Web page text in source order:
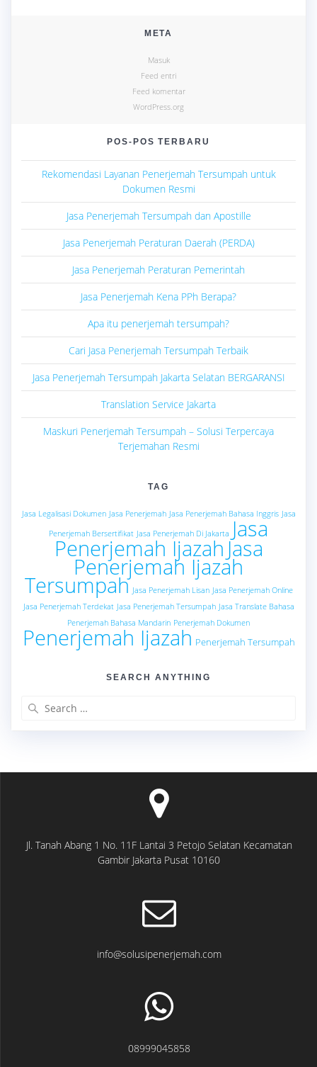
META
Masuk
Feed entri
Feed komentar
WordPress.org
POS-POS TERBARU
Rekomendasi Layanan Penerjemah Tersumpah untuk
Dokumen Resmi
Jasa Penerjemah Tersumpah dan Apostille
Jasa Penerjemah Peraturan Daerah (PERDA)
Jasa Penerjemah Peraturan Pemerintah
Jasa Penerjemah Kena PPh Berapa?
Apa itu penerjemah tersumpah?
Cari Jasa Penerjemah Tersumpah Terbaik
Jasa Penerjemah Tersumpah Jakarta Selatan BERGARANSI
Translation Service Jakarta
Maskuri Penerjemah Tersumpah – Solusi Terpercaya
Terjemahan Resmi
TAG
Jasa Legalisasi Dokumen Jasa Penerjemah Jasa Penerjemah Bahasa Inggris Jasa
Penerjemah Bersertifikat Jasa Penerjemah Di Jakarta Jasa
Penerjemah Ijazah Jasa
Penerjemah Ijazah
Tersumpah Jasa Penerjemah Lisan Jasa Penerjemah Online
Jasa Penerjemah Terdekat Jasa Penerjemah Tersumpah Jasa Translate Bahasa
Penerjemah Bahasa Mandarin Penerjemah Dokumen
Penerjemah Ijazah Penerjemah Tersumpah
SEARCH ANYTHING
Jl. Tanah Abang 1 No. 11F Lantai 3 Petojo Selatan Kecamatan
Gambir Jakarta Pusat 10160
info@solusipenerjemah.com
08999045858